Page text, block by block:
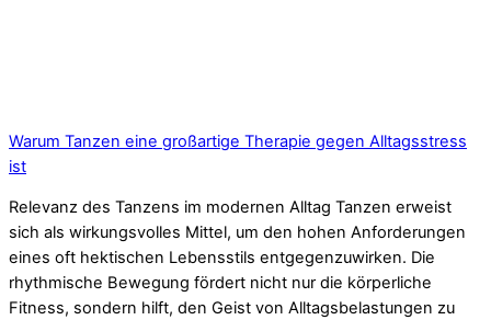
Warum Tanzen eine großartige Therapie gegen Alltagsstress
ist
Relevanz des Tanzens im modernen Alltag Tanzen erweist
sich als wirkungsvolles Mittel, um den hohen Anforderungen
eines oft hektischen Lebensstils entgegenzuwirken. Die
rhythmische Bewegung fördert nicht nur die körperliche
Fitness, sondern hilft, den Geist von Alltagsbelastungen zu